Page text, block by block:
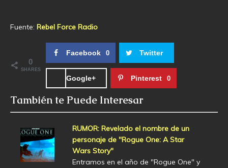
Fuente: Rebel Force Radio
0
SHARES
Facebook 0 Twitter
Google+ Pinterest 0
También te Puede Interesar
RUMOR: Revelado el nombre de un
personaje de "Rogue One: A Star
Wars Story"
Entramos en el año de "Rogue One" y